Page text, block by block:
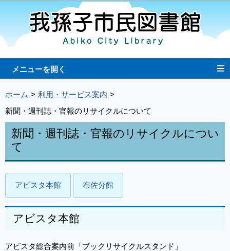
ホーム
利用・サービス案内
新聞・週刊誌・官報のリサイクルについて
新聞・週刊誌・官報のリサイクルについ
て
アビスタ本館 布佐分館
アビスタ本館
アビスタ総合案内前「ブックリサイクルスタンド」